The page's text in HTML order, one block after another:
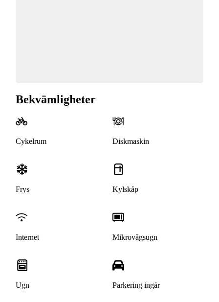
Bekvämligheter
Cykelrum Diskmaskin
Frys Kylskåp
Internet Mikrovågsugn
Ugn Parkering ingår